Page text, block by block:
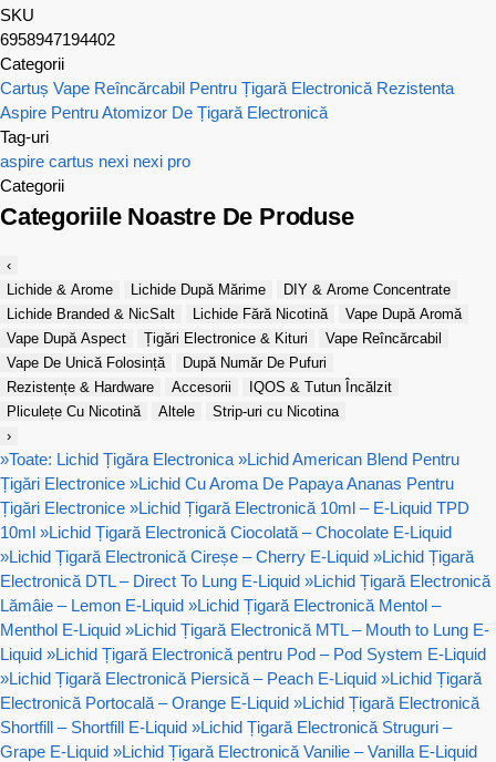
SKU
6958947194402
Categorii
Cartuș Vape Reîncărcabil Pentru Țigară Electronică Rezistenta
Aspire Pentru Atomizor De Țigară Electronică
Tag-uri
aspire cartus nexi nexi pro
Categorii
Categoriile Noastre De Produse
‹
Lichide & Arome
Lichide După Mărime
DIY & Arome Concentrate
Lichide Branded & NicSalt
Lichide Fără Nicotină
Vape După Aromă
Vape După Aspect
Țigări Electronice & Kituri
Vape Reîncărcabil
Vape De Unică Folosință
După Număr De Pufuri
Rezistențe & Hardware
Accesorii
IQOS & Tutun Încălzit
Pliculețe Cu Nicotină
Altele
Strip-uri cu Nicotina
›
»Toate: Lichid Țigăra Electronica »Lichid American Blend Pentru
Țigări Electronice »Lichid Cu Aroma De Papaya Ananas Pentru
Țigări Electronice »Lichid Țigară Electronică 10ml – E-Liquid TPD
10ml »Lichid Țigară Electronică Ciocolată – Chocolate E-Liquid
»Lichid Țigară Electronică Cireșe – Cherry E-Liquid »Lichid Țigară
Electronică DTL – Direct To Lung E-Liquid »Lichid Țigară Electronică
Lămâie – Lemon E-Liquid »Lichid Țigară Electronică Mentol –
Menthol E-Liquid »Lichid Țigară Electronică MTL – Mouth to Lung E-
Liquid »Lichid Țigară Electronică pentru Pod – Pod System E-Liquid
»Lichid Țigară Electronică Piersică – Peach E-Liquid »Lichid Țigară
Electronică Portocală – Orange E-Liquid »Lichid Țigară Electronică
Shortfill – Shortfill E-Liquid »Lichid Țigară Electronică Struguri –
Grape E-Liquid »Lichid Țigară Electronică Vanilie – Vanilla E-Liquid